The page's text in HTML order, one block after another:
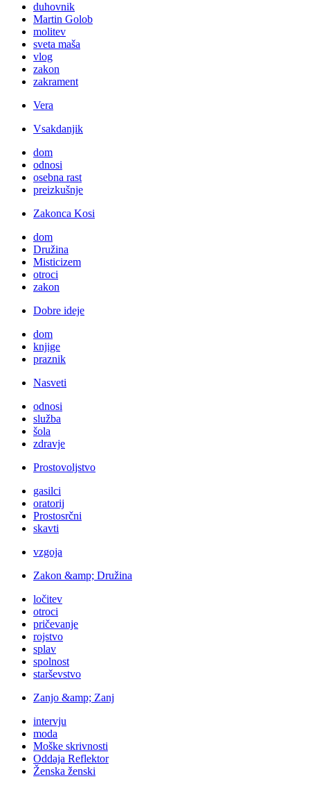
duhovnik
Martin Golob
molitev
sveta maša
vlog
zakon
zakrament
Vera
Vsakdanjik
dom
odnosi
osebna rast
preizkušnje
Zakonca Kosi
dom
Družina
Misticizem
otroci
zakon
Dobre ideje
dom
knjige
praznik
Nasveti
odnosi
služba
šola
zdravje
Prostovoljstvo
gasilci
oratorij
Prostosrčni
skavti
vzgoja
Zakon &amp; Družina
ločitev
otroci
pričevanje
rojstvo
splav
spolnost
starševstvo
Zanjo &amp; Zanj
intervju
moda
Moške skrivnosti
Oddaja Reflektor
Ženska ženski